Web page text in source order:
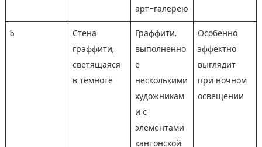
арт-галерею
5
Стена
граффити,
светящаяся
в темноте
Граффити,
выполненно
е
несколькими
художникам
и с
элементами
кантонской
Особенно
эффектно
выглядит
при ночном
освещении